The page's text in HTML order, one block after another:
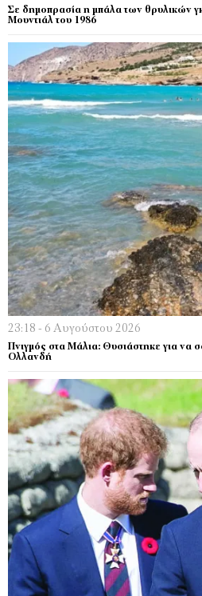
Σε δημοπρασία η μπάλα των θρυλικών
Μουντιάλ του 1986
23:18 - 6 Αυγούστου 2026
Πνιγμός στα Μάλια: Θυσιάστηκε για να
Ολλανδή